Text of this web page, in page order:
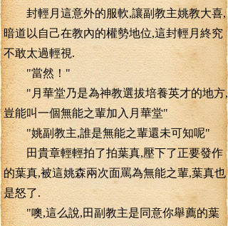
封輕月這意外的服軟,讓副教主姚教大喜,
暗道以自己在教內的權勢地位,這封輕月終究
不敢太過輕視.
"當然！"
"月華堂乃是為神教選拔培養英才的地方,
豈能叫一個無能之輩加入月華堂"
"姚副教主,誰是無能之輩還未可知呢"
田貴章輕輕拍了拍葉真,壓下了正要發作
的葉真,被這姚森兩次面罵為無能之輩,葉真也
是怒了.
"噢,這么說,田副教主是同意你舉薦的葉